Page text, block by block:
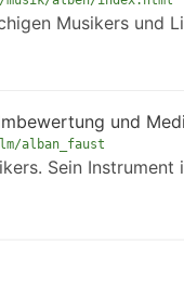
Musikers und
und
alban_faust
Sein Instrument